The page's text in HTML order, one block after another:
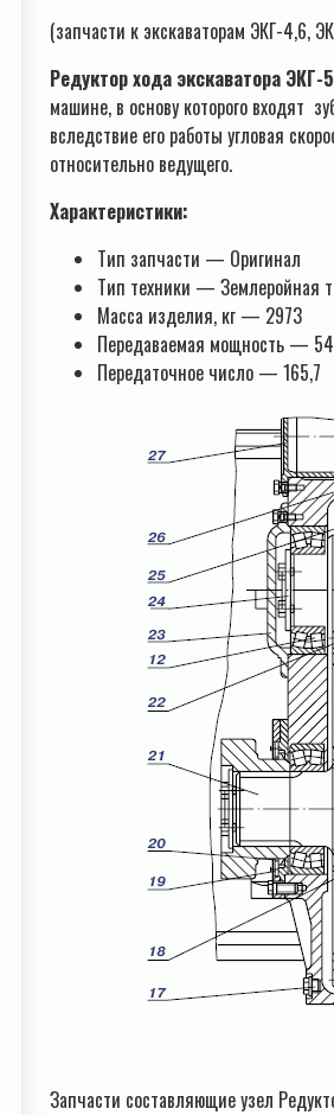
(запчасти к экскаваторам ЭКГ-4,6,
Редуктор хода экскаватора ЭКГ-
машине, в основу которого входят
вследствие его работы угловая
относительно ведущего.
Характеристики:
Тип запчасти — Оригинал
Тип техники — Землеройная
Масса изделия, кг — 2973
Передаваемая мощность —
Передаточное число — 165,7
Запчасти составляющие узел